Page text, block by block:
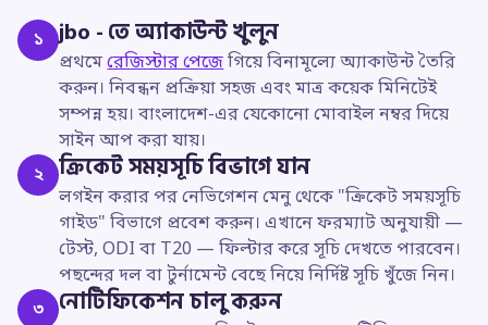
১ jbo - তে অ্যাকাউন্ট খুলুন
প্রথমেরেজিস্টার পেজেগিয়ে বিনামূল্যে অ্যাকাউন্ট তৈরি
করুন। নিবন্ধন প্রক্রিয়া সহজ এবং মাত্র কয়েক মিনিটেই
সম্পন্ন হয়। বাংলাদেশ-এর যেকোনো মোবাইল নম্বর দিয়ে
সাইন আপ করা যায়।
২
ক্রিকেট সময়সূচি বিভাগে যান
লগইন করার পর নেভিগেশন মেনু থেকে "ক্রিকেট সময়সূচি
গাইড" বিভাগে প্রবেশ করুন। এখানে ফরম্যাট অনুযায়ী —
টেস্ট, ODI বা T20 — ফিল্টার করে সূচি দেখতে পারবেন।
পছন্দের দল বা টুর্নামেন্ট বেছে নিয়ে নির্দিষ্ট সূচি খুঁজে নিন।
৩
নোটিফিকেশন চালু করুন